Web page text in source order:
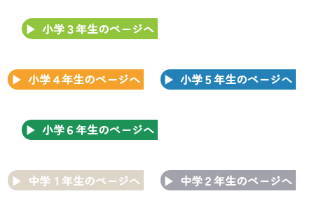
小学３年生のページへ
小学４年生のページへ 小学５年生のページへ
小学６年生のページへ
中学１年生のページへ 中学２年生のページへ